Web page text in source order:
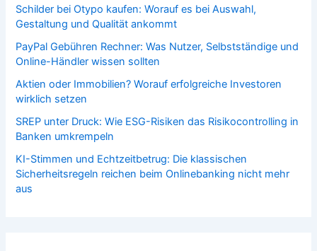
Schilder bei Otypo kaufen: Worauf es bei Auswahl,
Gestaltung und Qualität ankommt
PayPal Gebühren Rechner: Was Nutzer, Selbstständige und
Online-Händler wissen sollten
Aktien oder Immobilien? Worauf erfolgreiche Investoren
wirklich setzen
SREP unter Druck: Wie ESG-Risiken das Risikocontrolling in
Banken umkrempeln
KI-Stimmen und Echtzeitbetrug: Die klassischen
Sicherheitsregeln reichen beim Onlinebanking nicht mehr
aus